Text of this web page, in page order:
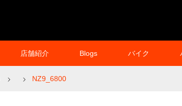
店舗紹介 Blogs バイク
NZ9_6800